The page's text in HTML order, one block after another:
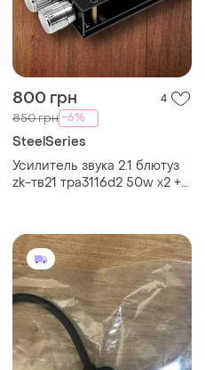
800 грн 4
850 грн -6%
SteelSeries
Усилитель звука 2.1 блютуз
zk-тв21 тра3116d2 50w x2 +